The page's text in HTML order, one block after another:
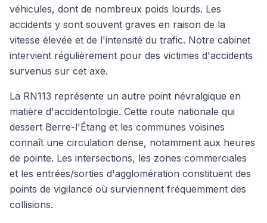
véhicules, dont de nombreux poids lourds. Les
accidents y sont souvent graves en raison de la
vitesse élevée et de l'intensité du trafic. Notre cabinet
intervient régulièrement pour des victimes d'accidents
survenus sur cet axe.
La RN113 représente un autre point névralgique en
matière d'accidentologie. Cette route nationale qui
dessert Berre-l'Étang et les communes voisines
connaît une circulation dense, notamment aux heures
de pointe. Les intersections, les zones commerciales
et les entrées/sorties d'agglomération constituent des
points de vigilance où surviennent fréquemment des
collisions.